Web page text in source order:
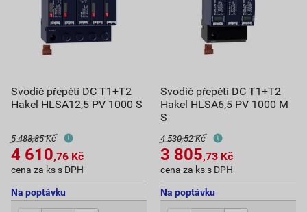
Svodič přepětí DC T1+T2
Hakel HLSA12,5 PV 1000 S
5 488,85 Kč
4 610,76 Kč
cena za ks s DPH
Na poptávku
Svodič přepětí DC T1+T2
Hakel HLSA6,5 PV 1000 M
S
4 530,52 Kč
3 805,73 Kč
cena za ks s DPH
Na poptávku